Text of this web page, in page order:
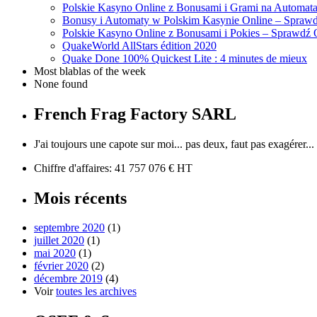
Polskie Kasyno Online z Bonusami i Grami na
Bonusy i Automaty w Polskim Kasynie Online –
Polskie Kasyno Online z Bonusami i Pokies – Sprawdź
QuakeWorld AllStars édition 2020
Quake Done 100% Quickest Lite : 4 minutes de mieux
Most blablas of the week
None found
French Frag Factory SARL
J'ai toujours une capote sur moi... pas deux, faut pas exagérer...
Chiffre d'affaires: 41 757 076 € HT
Mois récents
septembre 2020 (1)
juillet 2020 (1)
mai 2020 (1)
février 2020 (2)
décembre 2019 (4)
Voirtoutes les archives